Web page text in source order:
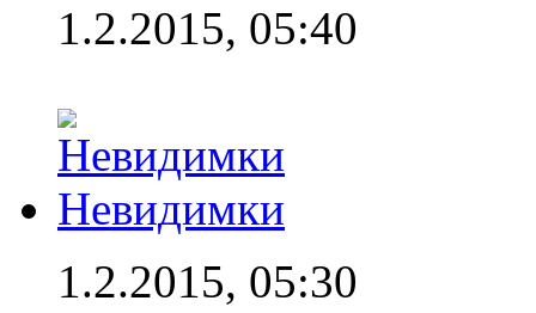
1.2.2015, 05:40
Невидимки
1.2.2015, 05:30